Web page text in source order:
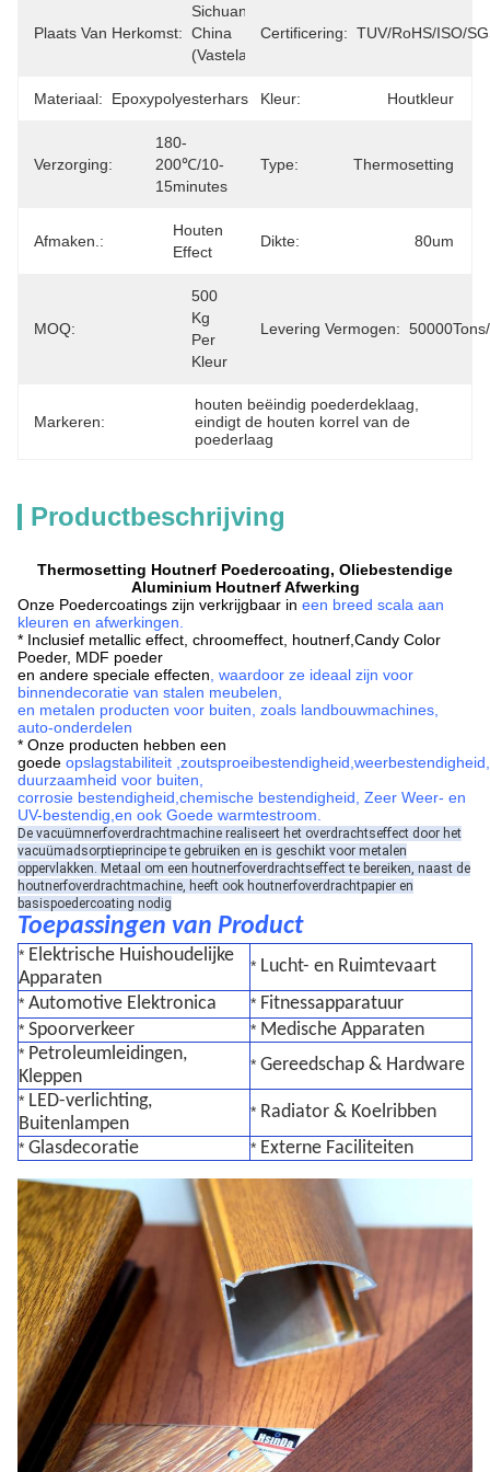
Plaats Van Herkomst:
Sichuan,
China
(vasteland)
Certificering: TUV/RoHS/ISO/
Materiaal: Epoxypolyesterhars Kleur: Houtkleur
Verzorging:
180-
200℃/10-
15minutes
Type: Thermosetting
Afmaken.:
Houten
Effect
Dikte: 80um
MOQ:
500
Kg
Per
Kleur
Levering Vermogen:
Markeren:
houten beëindig poederdeklaag
eindigt de houten korrel van de
poederlaag
Productbeschrijving
Thermosetting Houtnerf Poedercoating, Oliebestendige
Aluminium Houtnerf Afwerking
Onze Poedercoatings zijn verkrijgbaar in een breed scala aan
kleuren en afwerkingen
* Inclusief metallic effect, chroomeffect, houtnerf, Candy Color
Poeder, MDF poeder
en andere speciale effecten , waardoor ze ideaal zijn voor
binnendecoratie van stalen meubelen,
en metalen producten voor buiten, zoals landbouwmachines,
auto-onderdelen
* Onze producten hebben een
goede opslagstabiliteit zoutsproeibestendigheid, weerbestendigheid,
duurzaamheid voor buiten,
corrosie bestendigheid, chemische bestendigheid, Zeer Weer- en
UV-bestendig en ook Goede warmtestroom.
De vacuümnerfoverdrachtmachine realiseert het overdrachtseffect door het
vacuümadsorptieprincipe te gebruiken en is geschikt voor metalen
oppervlakken. Metaal om een houtnerfoverdrachtseffect te bereiken, naast de
houtnerfoverdrachtmachine, heeft ook houtnerfoverdrachtpapier en
basispoedercoating nodig
Toepassingen van Product
* Elektrische Huishoudelijke
Apparaten
* Lucht- en Ruimtevaart
* Automotive Elektronica * Fitnessapparatuur
* Spoorverkeer * Medische Apparaten
* Petroleumleidingen,
Kleppen
* Gereedschap & Hardware
* LED-verlichting,
Buitenlampen
* Radiator & Koelribben
* Glasdecoratie * Externe Faciliteiten